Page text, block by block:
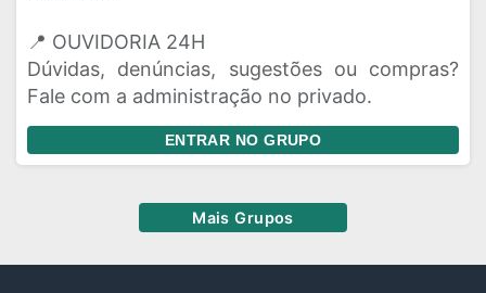
📍 OUVIDORIA 24H
Dúvidas, denúncias, sugestões ou compras?
Fale com a administração no privado.
ENTRAR NO GRUPO
Mais Grupos